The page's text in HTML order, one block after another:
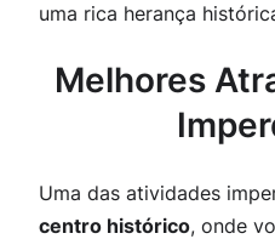
uma rica herança
Melhores
Uma das atividades
centro histórico, onde